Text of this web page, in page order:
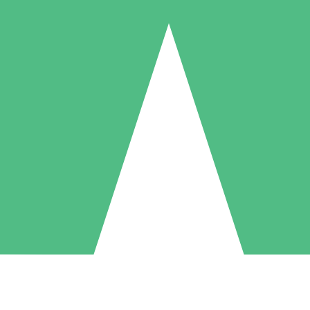
Individuele Creditpakketten
per gebruik met downloadtegoeden. Geen maandelijkse verplichting
5 Downloaden
US$